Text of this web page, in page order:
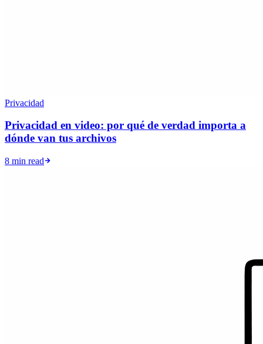
Privacidad
Privacidad en video: por qué de verdad importa a
dónde van tus archivos
8 min read